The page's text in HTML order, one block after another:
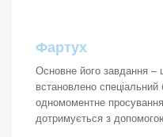
Фартух
Основне його завдання –
встановлено
одномоментне
дотримується з